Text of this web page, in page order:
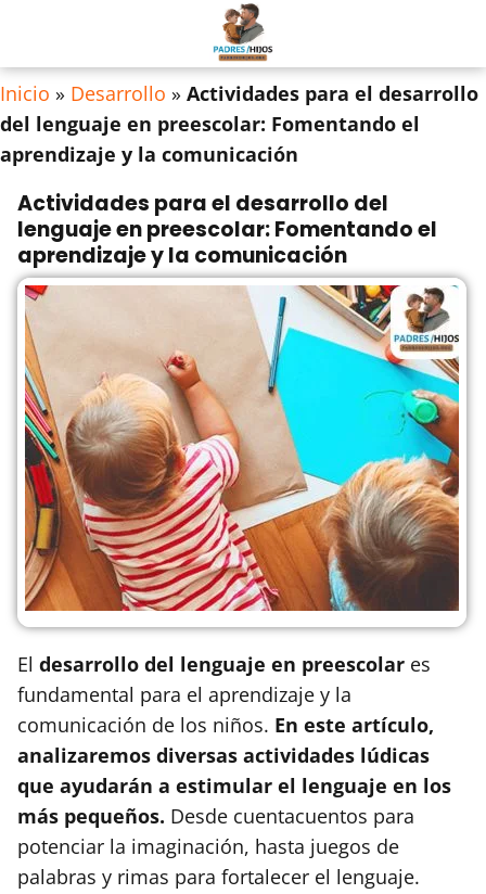
Inicio » Desarrollo » Actividades para el desarrollo
del lenguaje en preescolar: Fomentando el
aprendizaje y la comunicación
Actividades para el desarrollo del
lenguaje en preescolar: Fomentando el
aprendizaje y la comunicación
El desarrollo del lenguaje en preescolar es
fundamental para el aprendizaje y la
comunicación de los niños. En este artículo,
analizaremos diversas actividades lúdicas
que ayudarán a estimular el lenguaje en los
más pequeños. Desde cuentacuentos para
potenciar la imaginación, hasta juegos de
palabras y rimas para fortalecer el lenguaje.